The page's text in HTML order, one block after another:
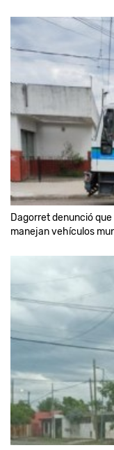
Dagorret denunció
manejan vehículos